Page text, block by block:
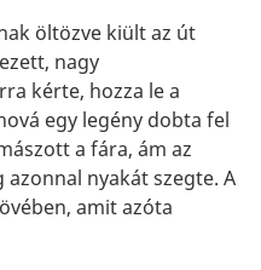
öltözve kiült az út
nagy
kérte, hozza le a
egy legény dobta fel
a fára, ám az
nyakát szegte. A
amit azóta